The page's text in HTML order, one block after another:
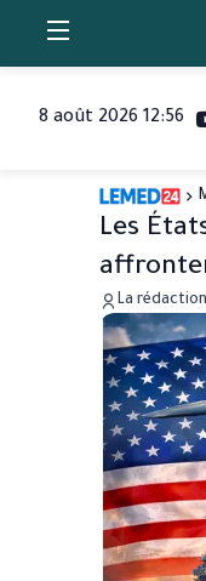
8 août 2026 12:56
Les
La rédaction